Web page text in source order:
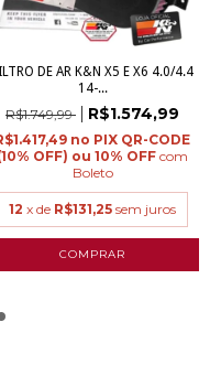
DE AR K&N X5 E X6 4.0/4.4
14-...
R$1.749,99 R$1.574,99
com
Boleto
12 x de R$131,25 sem juros